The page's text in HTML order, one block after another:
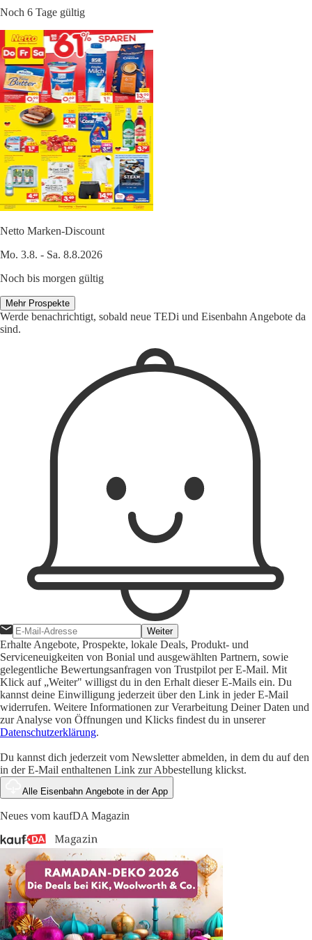
Noch 6 Tage gültig
Netto Marken-Discount
Mo. 3.8. - Sa. 8.8.2026
Noch bis morgen gültig
Mehr Prospekte
Werde benachrichtigt, sobald neue TEDi und Eisenbahn Angebote da
sind.
Weiter
Erhalte Angebote, Prospekte, lokale Deals, Produkt- und
Serviceneuigkeiten von Bonial und ausgewählten Partnern, sowie
gelegentliche Bewertungsanfragen von Trustpilot per E-Mail. Mit
Klick auf „Weiter" willigst du in den Erhalt dieser E-Mails ein. Du
kannst deine Einwilligung jederzeit über den Link in jeder E-Mail
widerrufen. Weitere Informationen zur Verarbeitung Deiner Daten und
zur Analyse von Öffnungen und Klicks findest du in unserer
Datenschutzerklärung.
Du kannst dich jederzeit vom Newsletter abmelden, in dem du auf den
in der E-Mail enthaltenen Link zur Abbestellung klickst.
Alle Eisenbahn Angebote in der App
Neues vom kaufDA Magazin